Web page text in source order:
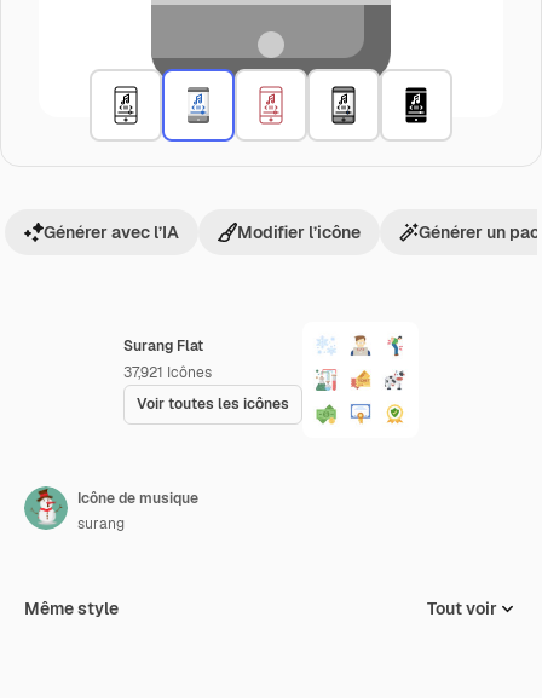
Surang Flat
37,921 Icônes
Voir toutes les icônes
Générer avec l’IA Modifier l’icône Générer un
Icône de musique
surang
Même style Tout voir